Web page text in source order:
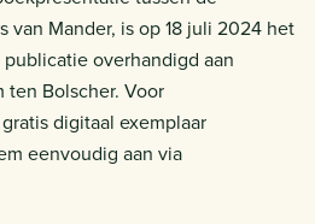
van Mander, is op 18 juli 2024 het
overhandigd aan
ten Bolscher. Voor
digitaal exemplaar
eenvoudig aan via